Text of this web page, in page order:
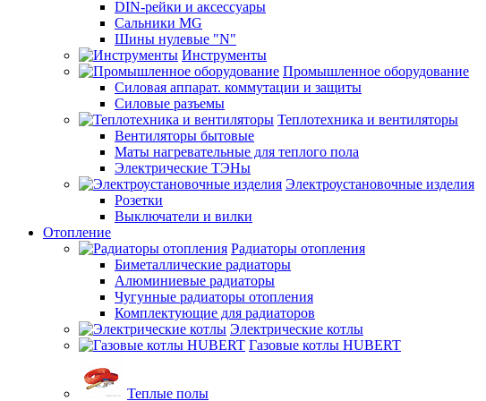
DIN-рейки и аксессуары
Сальники MG
Шины нулевые "N"
Инструменты
Промышленное оборудование
Силовая аппарат. коммутации и защиты
Силовые разъемы
Теплотехника и вентиляторы
Вентиляторы бытовые
Маты нагревательные для теплого пола
Электрические ТЭНы
Электроустановочные изделия
Розетки
Выключатели и вилки
Отопление
Радиаторы отопления
Биметаллические радиаторы
Алюминиевые радиаторы
Чугунные радиаторы отопления
Комплектующие для радиаторов
Электрические котлы
Газовые котлы HUBERT
Теплые полы